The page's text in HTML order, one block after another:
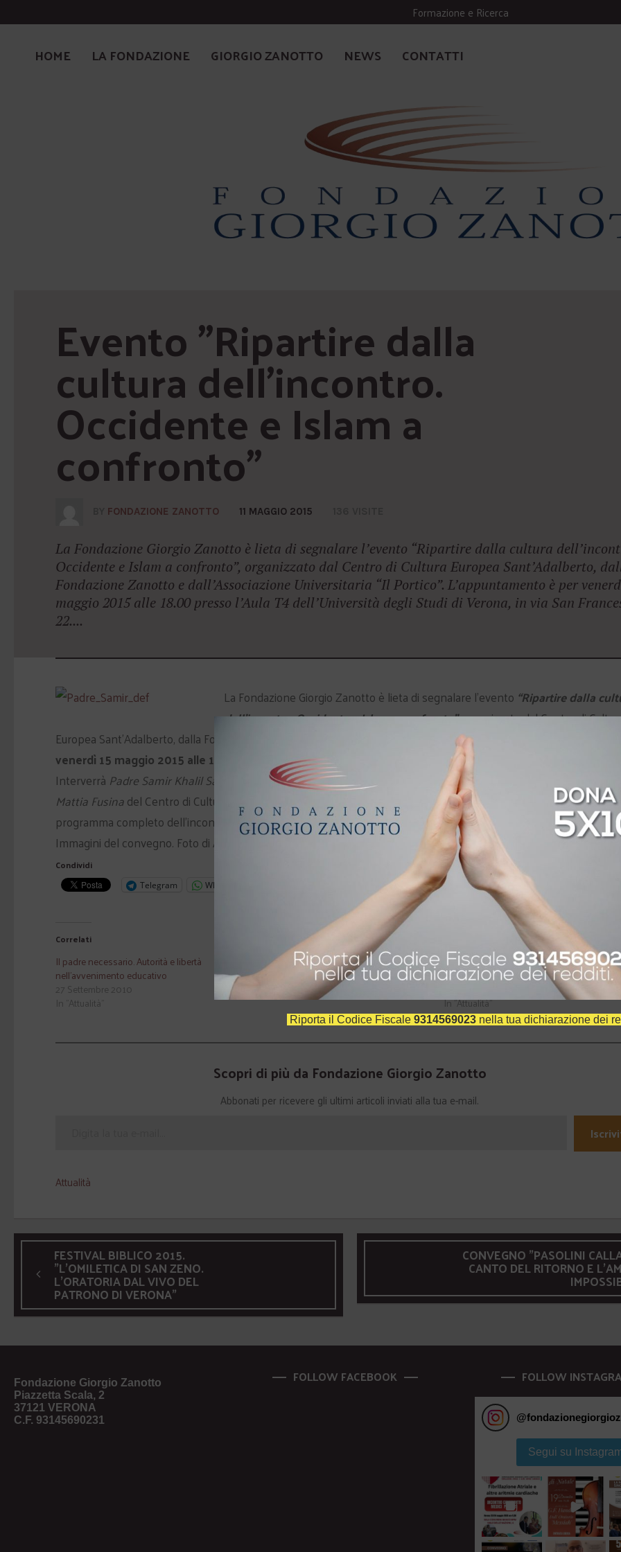
Formazione e Ricerca
HOME LA FONDAZIONE GIORGIO ZANOTTO NEWS CONTATTI
Evento "Ripartire dalla
cultura dell'incontro.
Occidente e Islam a
confronto"
FONDAZIONE ZANOTTO 11 MAGGIO 2015
La Fondazione Giorgio Zanotto è lieta di segnalare l’evento “Ripartire dalla cultura
Occidente e Islam a confronto”, organizzato dal Centro di Cultura Europea Sant’Adalberto,
Fondazione Zanotto e dall’Associazione Universitaria “Il Portico”. L’appuntamento è per
maggio 2015 alle 18.00 presso l’Aula T4 dell’Università degli Studi di Verona, in via San
22....
La Fondazione Giorgio Zanotto è lieta di segnalare l’evento “Ripartire dalla
dell’incontro. Occidente e Islam a confronto”, organizzato dal Centro di
Europea Sant’Adalberto, dalla Fondazione Zanotto e dall’Associazione Universitaria “Il Portico”. L’appuntamento è
venerdì 15 maggio 2015 alle 18.00
presso l’Aula T4 dell’Università degli Studi di Verona, in via San Francesco 22.
Interverrà Padre Samir Khalil Samir
, gesuita, teologo e profondo conoscitore dell’Islam. Coordineranno l’incontro
Mattia Fusinadel Centro di Cultura Europea Sant’Adalberto e Matteo De Carlidel Gruppo Studentesco “Il
programma completo dell’incontro è disponibilequi.L’ingresso è libero fino ad esaurimento dei posti disponibili.
Immagini del convegno. Foto di Antonella Anti
Condividi
Telegram WhatsApp
Correlati
Il padre necessario. Autorità e libertà
nell'avvenimento educativo
27 Settembre 2010
In "Attualità"
La bellezza: una necessità per l'uomo
4 Gennaio 2012
In "Attualità"
"Mosè, Gesù, Freud". Incontro su
psicanalisi e senso religioso
In "Attualità"
Scopri di più da Fondazione Giorgio Zanotto
Abbonati per ricevere gli ultimi articoli inviati alla tua e-mail.
Attualità
FESTIVAL BIBLICO 2015.
"L'OMILETICA DI SAN ZENO.
L'ORATORIA DAL VIVO DEL
PATRONO DI VERONA"
CONVEGNO "PASOLINI
CANTO DEL RITORNO E
Fondazione Giorgio Zanotto
Piazzetta Scala, 2
37121 VERONA
C.F. 93145690231
FOLLOW FACEBOOK FOLLOW
@
Segui su
Riporta il Codice Fiscale 9314569023 nella tua dichiarazione dei